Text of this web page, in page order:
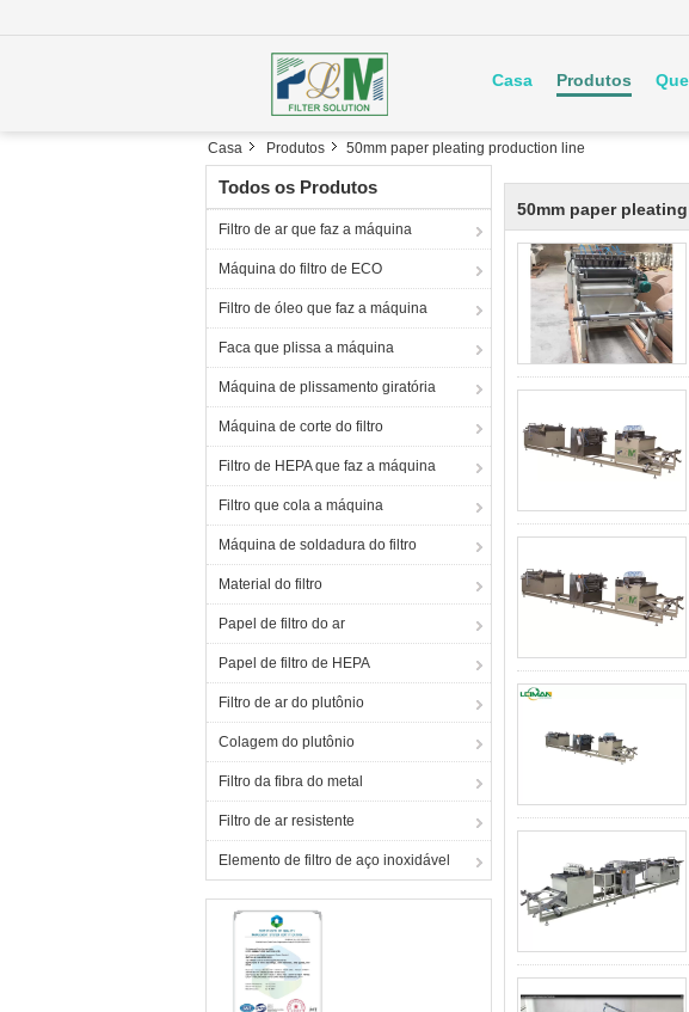
Casa Produtos
Casa Produtos 50mm paper pleating production line
Todos os Produtos
Filtro de ar que faz a máquina
Máquina do filtro de ECO
Filtro de óleo que faz a máquina
Faca que plissa a máquina
Máquina de plissamento giratória
Máquina de corte do filtro
Filtro de HEPA que faz a máquina
Filtro que cola a máquina
Máquina de soldadura do filtro
Material do filtro
Papel de filtro do ar
Papel de filtro de HEPA
Filtro de ar do plutônio
Colagem do plutônio
Filtro da fibra do metal
Filtro de ar resistente
Elemento de filtro de aço inoxidável
50mm paper